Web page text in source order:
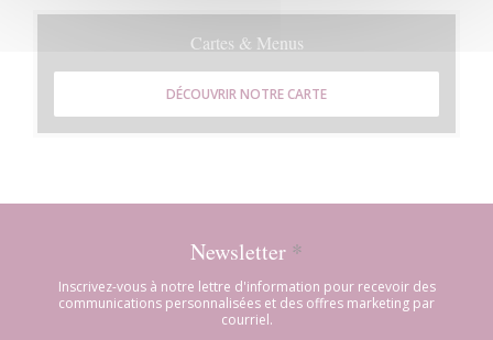
Cartes & Menus
DÉCOUVRIR NOTRE CARTE
Newsletter *
Inscrivez-vous à notre lettre d'information pour recevoir des
communications personnalisées et des offres marketing par
courriel.